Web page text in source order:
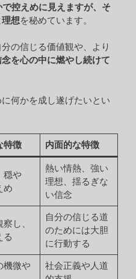
控えめに見えますが、そ
想を秘めています。
の信じる価値観や、より
を心の中に燃やし続けて
何かを成し遂げたいとい
特徴 内面的な特徴
穏や
め
熱い情熱、強い
理想、揺るぎな
い信念
し、
る
自分の信じる道
のためには大胆
に行動する
機微や
社会正義や人道